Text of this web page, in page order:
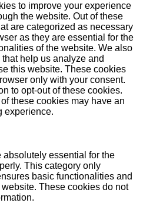
to improve your experience
the website. Out of these
are categorized as necessary
as they are essential for the
of the website. We also
help us analyze and
this website. These cookies
only with your consent.
to opt-out of these cookies.
these cookies may have an
experience.
absolutely essential for the
This category only
basic functionalities and
These cookies do not